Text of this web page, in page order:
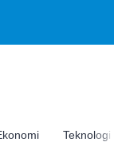
Teknologi